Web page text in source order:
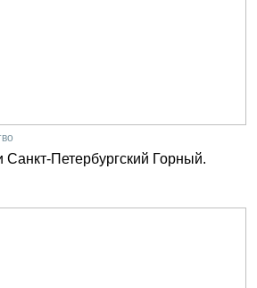
Санкт-Петербургский Горный.